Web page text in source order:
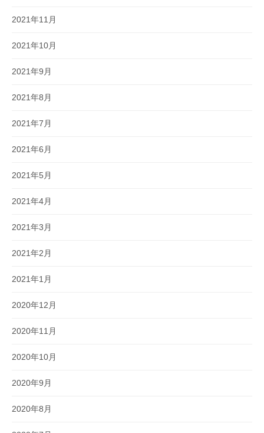
2021年11月
2021年10月
2021年9月
2021年8月
2021年7月
2021年6月
2021年5月
2021年4月
2021年3月
2021年2月
2021年1月
2020年12月
2020年11月
2020年10月
2020年9月
2020年8月